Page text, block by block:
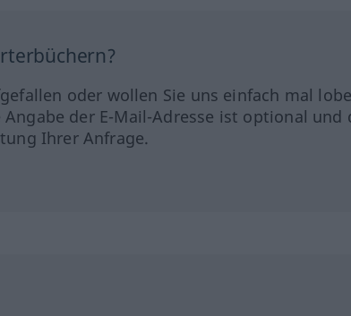
oder wollen Sie uns einfach mal
der E-Mail-Adresse ist optional und
Ihrer Anfrage.